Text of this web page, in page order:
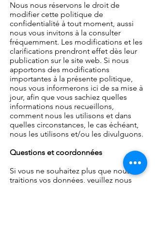
Nous nous réservons le droit de
modifier cette politique de
confidentialité à tout moment, aussi
nous vous invitons à la consulter
fréquemment. Les modifications et les
clarifications prendront effet dès leur
publication sur le site web. Si nous
apportons des modifications
importantes à la présente politique,
nous vous informerons ici de sa mise à
jour, afin que vous sachiez quelles
informations nous recueillons,
comment nous les utilisons et dans
quelles circonstances, le cas échéant,
nous les utilisons et/ou les divulguons.
Questions et coordonnées
Si vous ne souhaitez plus que nous
traitions vos données, veuillez nous